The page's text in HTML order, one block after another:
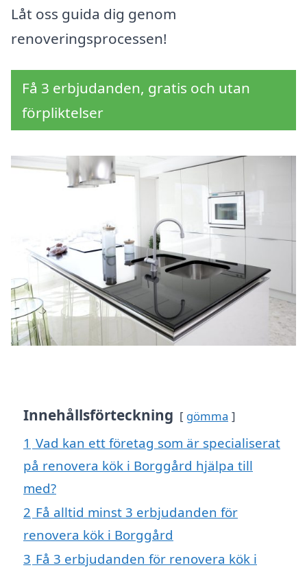
Låt oss guida dig genom
renoveringsprocessen!
Få 3 erbjudanden, gratis och utan
förpliktelser
Innehållsförteckning gömma
1 Vad kan ett företag som är specialiserat
på renovera kök i Borggård hjälpa till
med?
2 Få alltid minst 3 erbjudanden för
renovera kök i Borggård
3 Få 3 erbjudanden för renovera kök i